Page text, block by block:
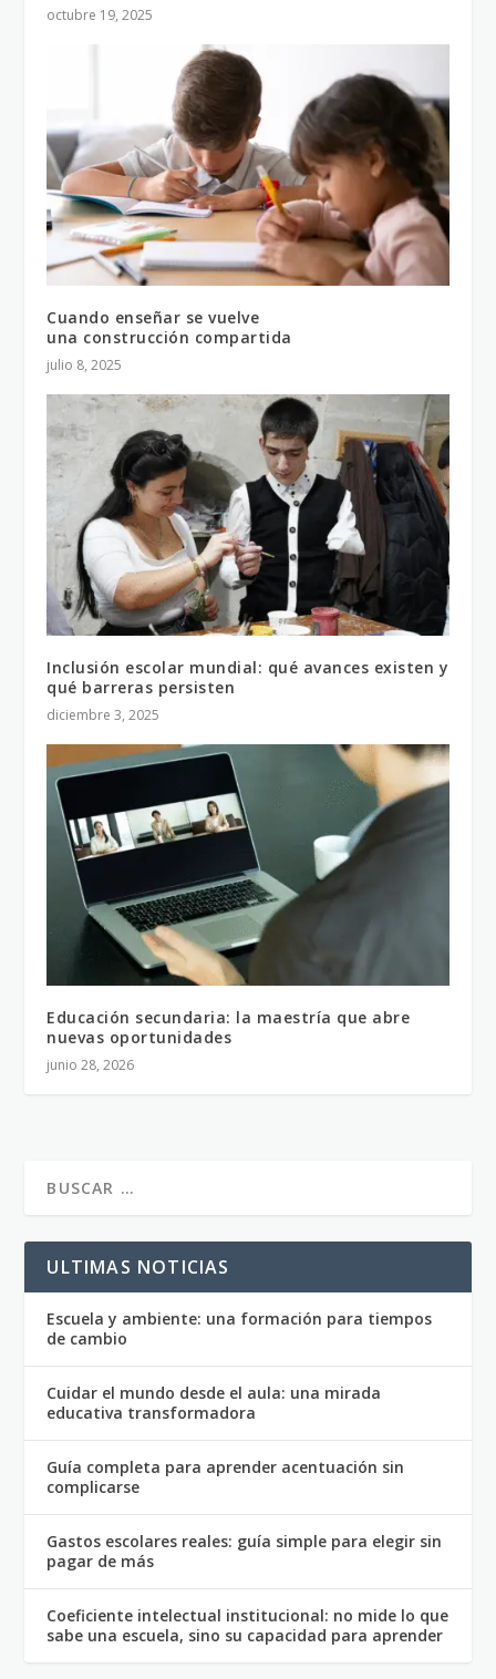
octubre 19, 2025
Cuando enseñar se vuelve
una construcción compartida
julio 8, 2025
Inclusión escolar mundial: qué avances existen y
qué barreras persisten
diciembre 3, 2025
Educación secundaria: la maestría que abre
nuevas oportunidades
junio 28, 2026
ULTIMAS NOTICIAS
Escuela y ambiente: una formación para tiempos
de cambio
Cuidar el mundo desde el aula: una mirada
educativa transformadora
Guía completa para aprender acentuación sin
complicarse
Gastos escolares reales: guía simple para elegir sin
pagar de más
Coeficiente intelectual institucional: no mide lo que
sabe una escuela, sino su capacidad para aprender